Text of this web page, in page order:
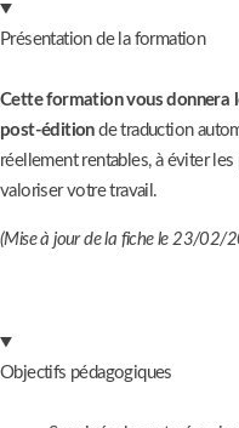
Présentation de la formation
Cette formation vous donnera
post-éditionde traduction
réellement rentables, à éviter
valoriser votre travail.
(Mise à jour de la fiche le 23/02/
Objectifs pédagogiques